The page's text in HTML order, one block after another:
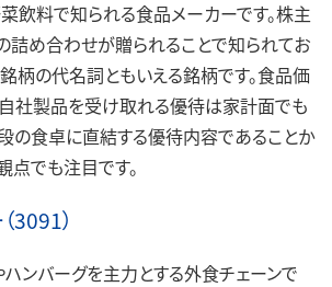
飲料で知られる食品メーカーです。株主
め合わせが贈られることで知られてお
柄の代名詞ともいえる銘柄です。食品価
社製品を受け取れる優待は家計面でも
の食卓に直結する優待内容であることか
点でも注目です。
3091）
ンバーグを主力とする外食チェーンで